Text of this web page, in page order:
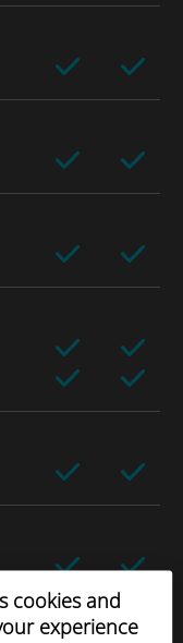
cookies and
experience